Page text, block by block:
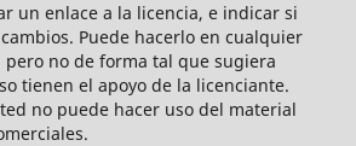
un enlace a la licencia, e indicar si
Puede hacerlo en cualquier
no de forma tal que sugiera
tienen el apoyo de la licenciante.
no puede hacer uso del material